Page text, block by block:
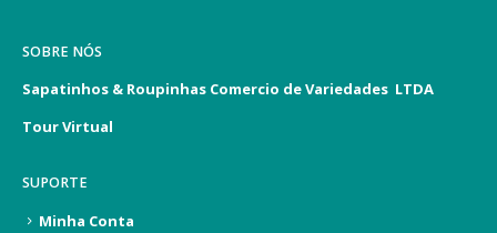
SOBRE NÓS
Sapatinhos & Roupinhas Comercio de Variedades LTDA
Tour Virtual
SUPORTE
Minha Conta